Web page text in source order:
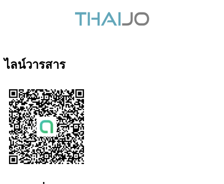
ไลน์วารสาร